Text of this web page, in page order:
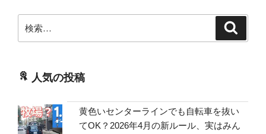
索:
人気の投稿
黄色いセンターラインでも自転車を抜い
てOK？2026年4月の新ルール、実はみん